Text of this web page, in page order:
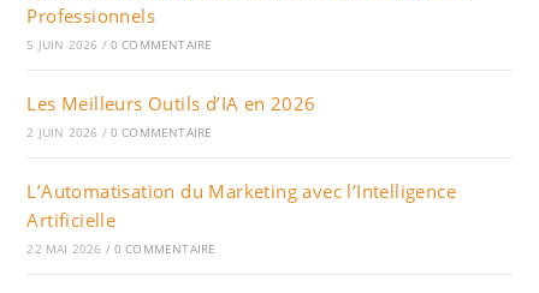
Professionnels
5 JUIN 2026 / 0 COMMENTAIRE
Les Meilleurs Outils d’IA en 2026
2 JUIN 2026 / 0 COMMENTAIRE
L’Automatisation du Marketing avec l’Intelligence
Artificielle
22 MAI 2026 / 0 COMMENTAIRE